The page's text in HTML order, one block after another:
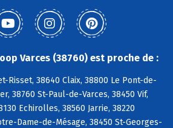
Varces (38760) est proche de :
Risset, 38640 Claix, 38800 Le Pont-de-
38760 St-Paul-de-Varces, 38450 Vif,
Echirolles, 38560 Jarrie, 38220
Dame-de-Mésage, 38450 St-Georges-